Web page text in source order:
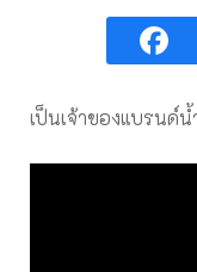
เป็นเจ้าของแบรนด์